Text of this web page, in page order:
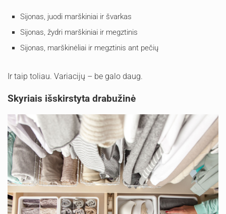
Sijonas, juodi marškiniai ir švarkas
Sijonas, žydri marškiniai ir megztinis
Sijonas, marškinėliai ir megztinis ant pečių
Ir taip toliau. Variacijų – be galo daug.
Skyriais išskirstyta drabužinė